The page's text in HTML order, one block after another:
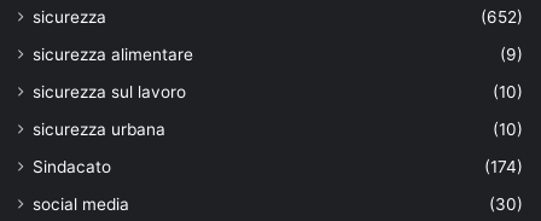
sicurezza
(652)
sicurezza alimentare
(9)
sicurezza sul lavoro
(10)
sicurezza urbana
(10)
Sindacato
(174)
social media
(30)